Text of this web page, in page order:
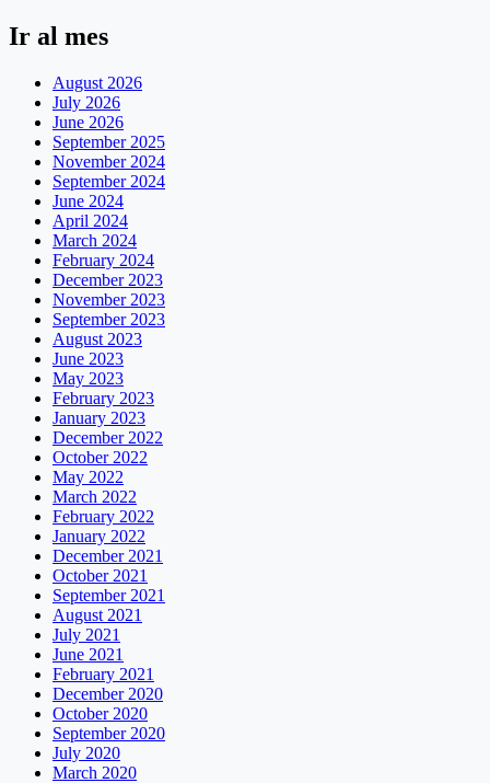
Ir al mes
August 2026
July 2026
June 2026
September 2025
November 2024
September 2024
June 2024
April 2024
March 2024
February 2024
December 2023
November 2023
September 2023
August 2023
June 2023
May 2023
February 2023
January 2023
December 2022
October 2022
May 2022
March 2022
February 2022
January 2022
December 2021
October 2021
September 2021
August 2021
July 2021
June 2021
February 2021
December 2020
October 2020
September 2020
July 2020
March 2020